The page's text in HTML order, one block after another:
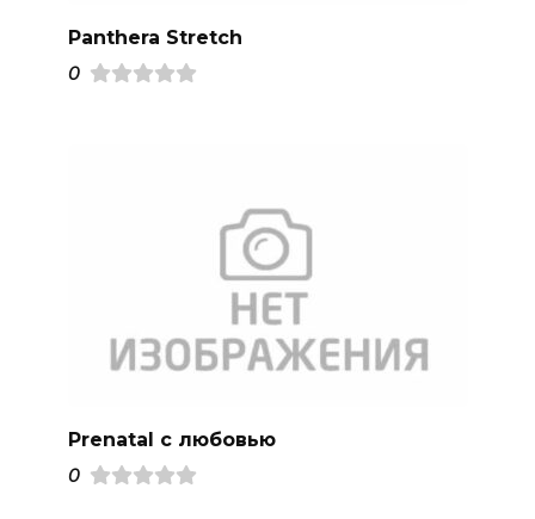
Panthera Stretch
0
Prenatal с любовью
0